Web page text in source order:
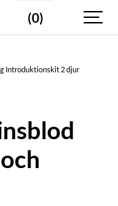
(0)
Introduktionskit 2 djur